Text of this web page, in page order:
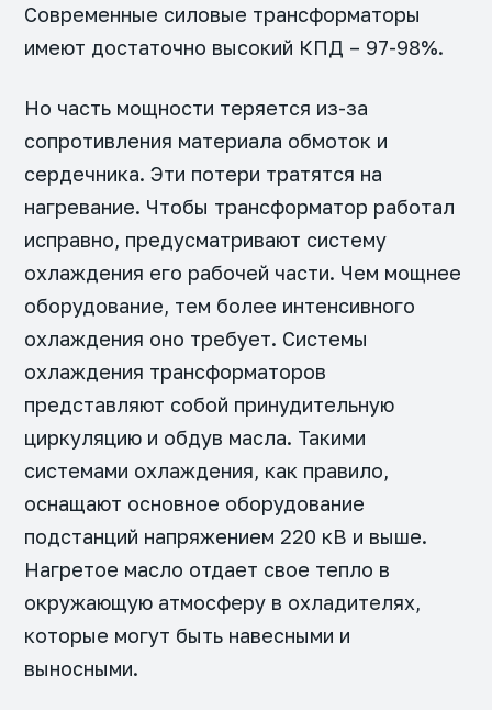
Современные силовые трансформаторы
имеют достаточно высокий КПД – 97-98%.
Но часть мощности теряется из-за
сопротивления материала обмоток и
сердечника. Эти потери тратятся на
нагревание. Чтобы трансформатор работал
исправно, предусматривают систему
охлаждения его рабочей части. Чем мощнее
оборудование, тем более интенсивного
охлаждения оно требует. Системы
охлаждения трансформаторов
представляют собой принудительную
циркуляцию и обдув масла. Такими
системами охлаждения, как правило,
оснащают основное оборудование
подстанций напряжением 220 кВ и выше.
Нагретое масло отдает свое тепло в
окружающую атмосферу в охладителях,
которые могут быть навесными и
выносными.